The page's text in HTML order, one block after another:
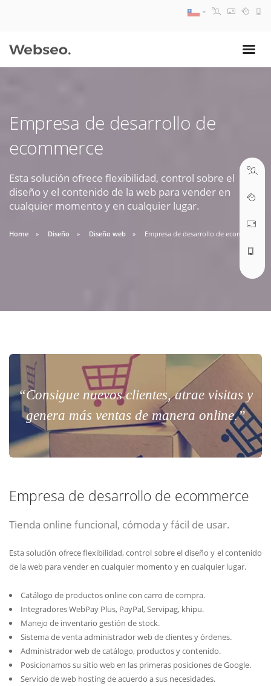
Empresa de desarrollo de
ecommerce
Esta solución ofrece flexibilidad, control sobre el
diseño y el contenido de la web para vender en
cualquier momento y en cualquier lugar.
Home Diseño Diseño web Empresa de desarrollo de ecommerce
“Consigue nuevos clientes, atrae visitas y
genera más ventas de manera online.”
Empresa de desarrollo de ecommerce
Tienda online funcional, cómoda y fácil de usar.
Esta solución ofrece flexibilidad, control sobre el diseño y el contenido
de la web para vender en cualquier momento y en cualquier lugar.
Catálogo de productos online con carro de compra.
Integradores WebPay Plus, PayPal, Servipag, khipu.
Manejo de inventario gestión de stock.
Sistema de venta administrador web de clientes y órdenes.
Administrador web de catálogo, productos y contenido.
Posicionamos su sitio web en las primeras posiciones de Google.
Servicio de web hosting de acuerdo a sus necesidades.
09:30 AM A 18:30 PM
soporte@webseo.cl
ABRIR TICKET